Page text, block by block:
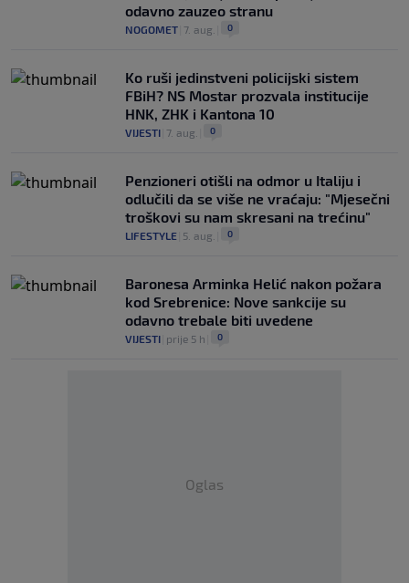
odavno zauzeo stranu
NOGOMET 7. aug. 0
Ko ruši jedinstveni policijski sistem
FBiH? NS Mostar prozvala institucije
HNK, ZHK i Kantona 10
VIJESTI 7. aug. 0
Penzioneri otišli na odmor u Italiju i
odlučili da se više ne vraćaju: "Mjesečni
troškovi su nam skresani na trećinu"
LIFESTYLE 5. aug. 0
Baronesa Arminka Helić nakon požara
kod Srebrenice: Nove sankcije su
odavno trebale biti uvedene
VIJESTI prije 5 h 0
Oglas